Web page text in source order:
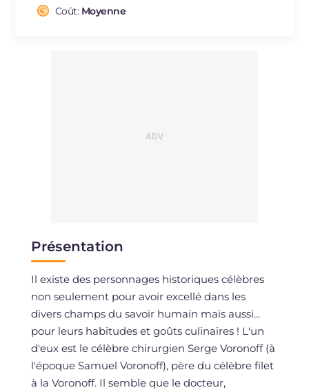
Cholestérol
Coût: Moyenne
Présentation
Il existe des personnages historiques célèbres
non seulement pour avoir excellé dans les
divers champs du savoir humain mais aussi...
pour leurs habitudes et goûts culinaires ! L'un
d'eux est le célèbre chirurgien Serge Voronoff (à
l'époque Samuel Voronoff), père du célèbre filet
à la Voronoff. Il semble que le docteur,